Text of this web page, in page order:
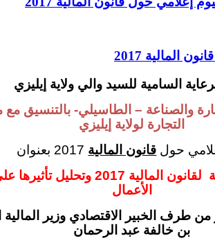
2017
للسيد والي ولاية إيليزي
– الطاسيلي- بالتنسيق مع مديرية
لولاية إيليزي
قانون المالية2017 بعنوان
التدابير الرئيسية لقانون المالية 2017 وتحليل تأثيرها على بيئة
الاقتصادي وزير المالية السابق
خالفة عبد الرحمان